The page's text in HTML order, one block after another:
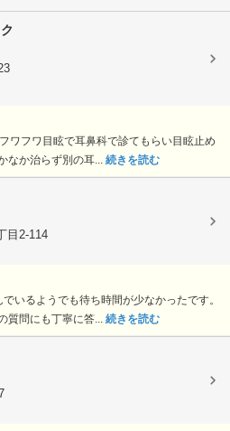
ワフワ目眩で耳鼻科で診てもらい目眩止め
なか治らず別の耳... 続きを読む
目2-114
いるようでも待ち時間が少なかったです。
質問にも丁寧に答... 続きを読む